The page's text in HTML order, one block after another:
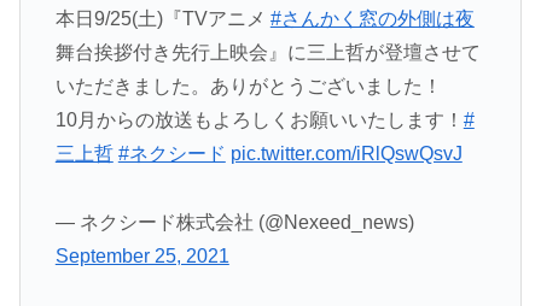
本日9/25(土)『TVアニメ #さんかく窓の外側は夜
舞台挨拶付き先行上映会』に三上哲が登壇させて
いただきました。ありがとうございました！
10月からの放送もよろしくお願いいたします！ #
三上哲 #ネクシード pic.twitter.com/iRlQswQsvJ
— ネクシード株式会社 (@Nexeed_news)
September 25, 2021